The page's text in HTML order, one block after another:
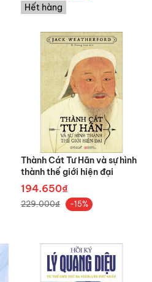
Hết hàng
Thành Cát Tư Hãn và sự hình
thành thế giới hiện đại
194.650₫
229.000₫ -15%